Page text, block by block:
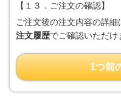
【１３．ご注文の確認】
ご注文後の注文内容の詳細
注文履歴でご確認いただけ
1つ前